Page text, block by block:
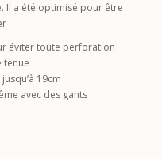
Il a été optimisé pour être
:
éviter toute perforation
tenue
19cm
avec des gants